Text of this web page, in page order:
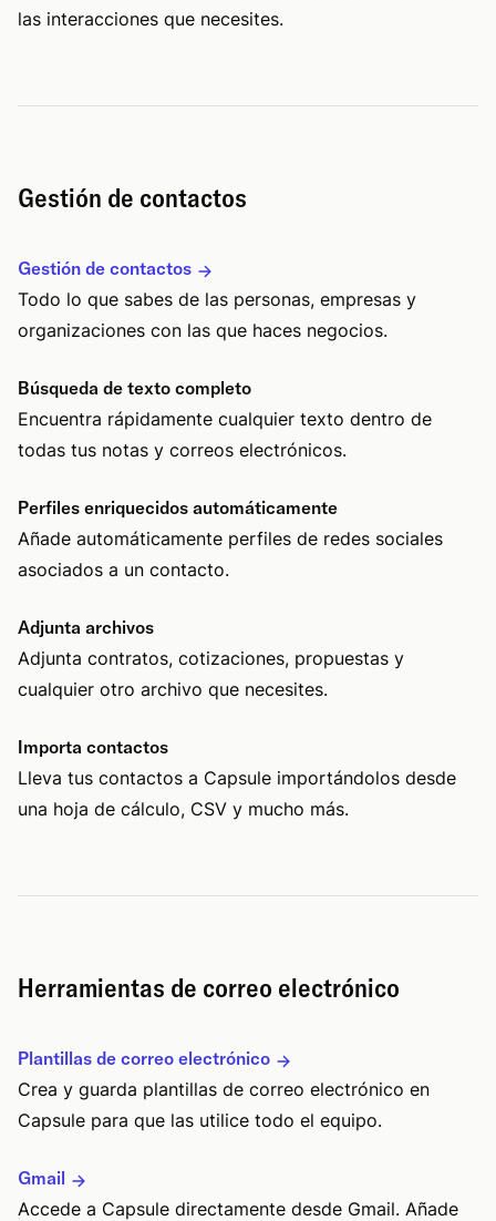
las interacciones que necesites.
Gestión de contactos
Gestión de contactos
Todo lo que sabes de las personas, empresas y
organizaciones con las que haces negocios.
Búsqueda de texto completo
Encuentra rápidamente cualquier texto dentro de
todas tus notas y correos electrónicos.
Perfiles enriquecidos automáticamente
Añade automáticamente perfiles de redes sociales
asociados a un contacto.
Adjunta archivos
Adjunta contratos, cotizaciones, propuestas y
cualquier otro archivo que necesites.
Importa contactos
Lleva tus contactos a Capsule importándolos desde
una hoja de cálculo, CSV y mucho más.
Herramientas de correo electrónico
Plantillas de correo electrónico
Crea y guarda plantillas de correo electrónico en
Capsule para que las utilice todo el equipo.
Gmail
Accede a Capsule directamente desde Gmail. Añade